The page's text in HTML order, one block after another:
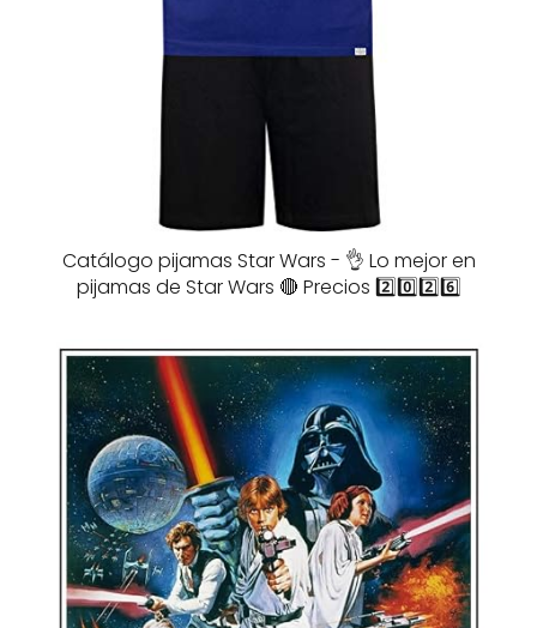
Catálogo pijamas Star Wars - 👌 Lo mejor en
pijamas de Star Wars 🔴 Precios 2️⃣0️⃣2️⃣6️⃣